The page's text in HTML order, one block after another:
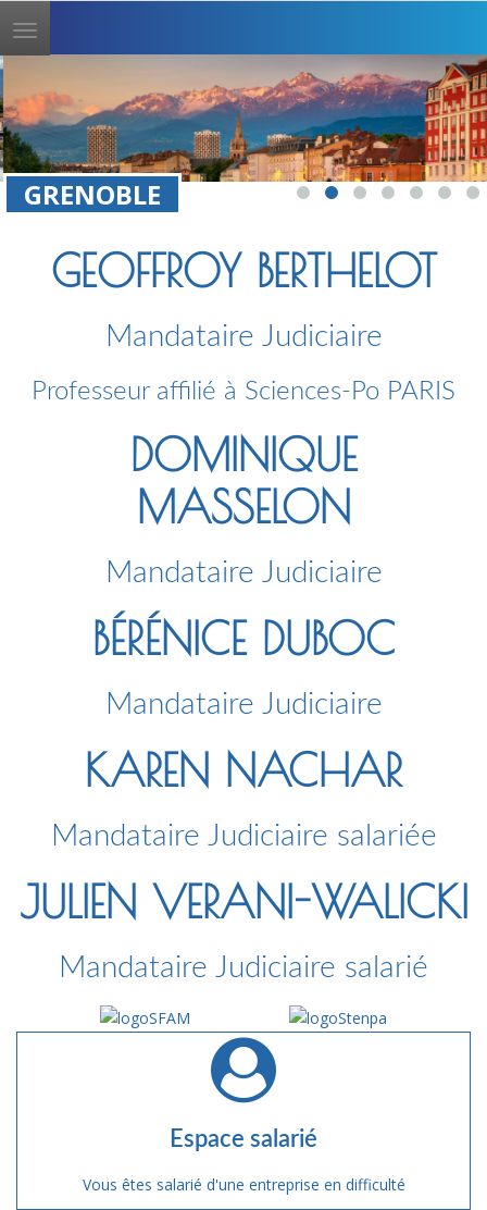
Toggle
navigation
GRENOBLE
GEOFFROY BERTHELOT
Mandataire Judiciaire
Professeur affilié à Sciences-Po PARIS
DOMINIQUE
MASSELON
Mandataire Judiciaire
BÉRÉNICE DUBOC
Mandataire Judiciaire
KAREN NACHAR
Mandataire Judiciaire salariée
JULIEN VERANI-WALICKI
Mandataire Judiciaire salarié
Espace salarié
Vous êtes salarié d'une entreprise en difficulté